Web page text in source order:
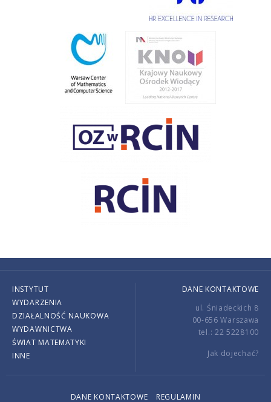
INSTYTUT
WYDARZENIA
DZIAŁALNOŚĆ NAUKOWA
WYDAWNICTWA
ŚWIAT MATEMATYKI
INNE
DANE KONTAKTOWE
ul. Śniadeckich 8
00-656 Warszawa
tel.: 22 5228100
Jak dojechać?
DANE KONTAKTOWE REGULAMIN